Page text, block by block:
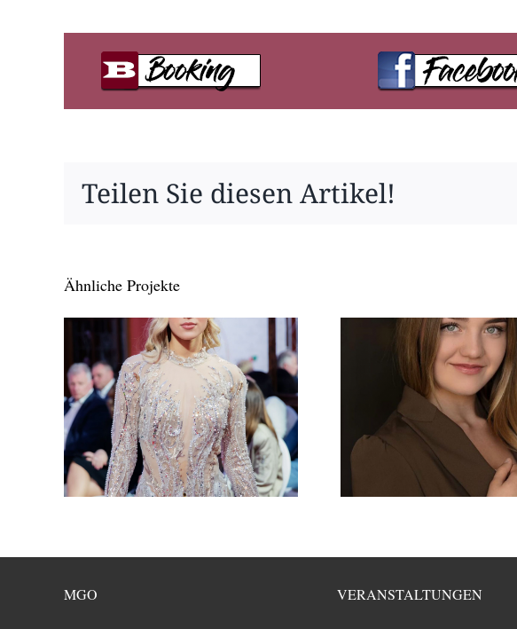
Teilen Sie diesen Artikel!
Ähnliche Projekte
MGO VERANSTALTUNGEN